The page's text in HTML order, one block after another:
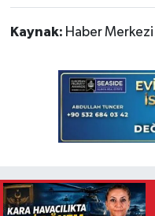
Kaynak: Haber Merkezi